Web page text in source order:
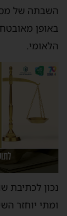
השבתה של
באופן
הלאומי.
נכון לכתיבת
ומתי יוחזר